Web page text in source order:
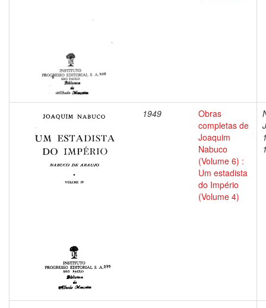
1949
Obras
completas de
Joaquim
Nabuco
(Volume 6) :
Um estadista
do Império
(Volume 4)